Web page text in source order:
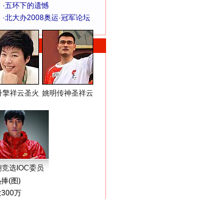
·五环下的遗憾
·北大办2008奥运·冠军论坛
擎祥云圣火 姚明传神圣祥云
竞选IOC委员
(图)
300万